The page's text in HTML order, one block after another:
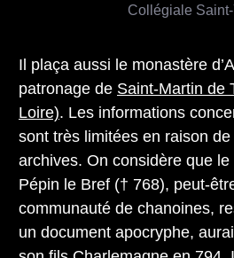
Collégiale
Il plaça aussi le monastère
patronage de Saint-Martin de
Loire). Les informations
sont très limitées en raison
archives. On considère que
Pépin le Bref († 768), peut-
communauté de chanoines,
un document apocryphe,